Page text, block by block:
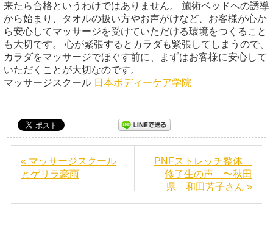
来たら合格というわけではありません。 施術ベッドへの誘導
から始まり、タオルの扱い方やお声がけなど、お客様が心か
ら安心してマッサージを受けていただける環境をつくること
も大切です。 心が緊張するとカラダも緊張してしまうので、
カラダをマッサージでほぐす前に、まずはお客様に安心して
いただくことが大切なのです。
マッサージスクール 日本ボディーケア学院
« マッサージスクール
とゲリラ豪雨
PNFストレッチ整体
修了生の声 〜秋田
県 和田芳子さん »